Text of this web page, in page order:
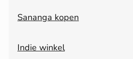
Sananga kopen
Indie winkel